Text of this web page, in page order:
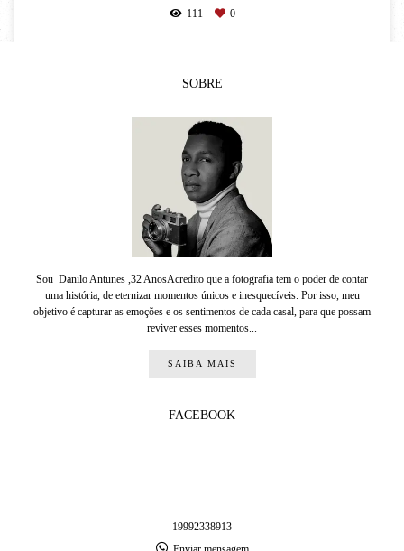
111 0
SOBRE
Sou Danilo Antunes ,32 AnosAcredito que a fotografia tem o poder de contar
uma história, de eternizar momentos únicos e inesquecíveis. Por isso, meu
objetivo é capturar as emoções e os sentimentos de cada casal, para que possam
reviver esses momentos...
SAIBA MAIS
FACEBOOK
19992338913